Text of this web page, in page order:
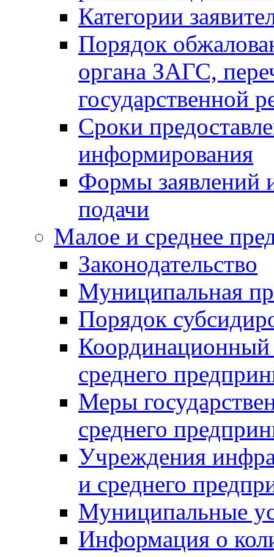
Категории
Порядок
органа ЗАГС,
государственной
Сроки
информирования
Формы заявлений
подачи
Малое и среднее
Законодательство
Муниципальная
Порядок
Координационный
среднего
Меры
среднего
Учреждения
и среднего
Муниципальные
Информация о